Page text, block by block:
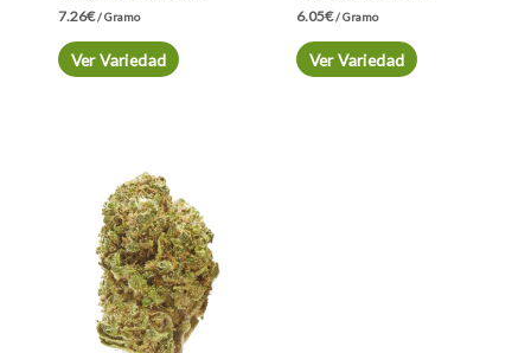
7.26€/ Gramo
Ver Variedad
6.05€/ Gramo
Ver Variedad